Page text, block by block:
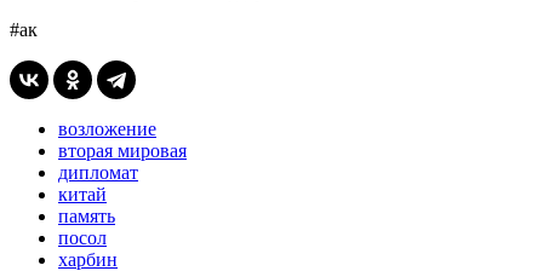
#ак
возложение
вторая мировая
дипломат
китай
память
посол
харбин